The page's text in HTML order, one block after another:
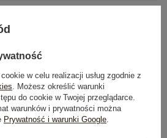
w celu realizacji usług zgodnie z
. Możesz określić warunki
do cookie w Twojej przeglądarce.
warunków i prywatności można
Prywatność i warunki Google